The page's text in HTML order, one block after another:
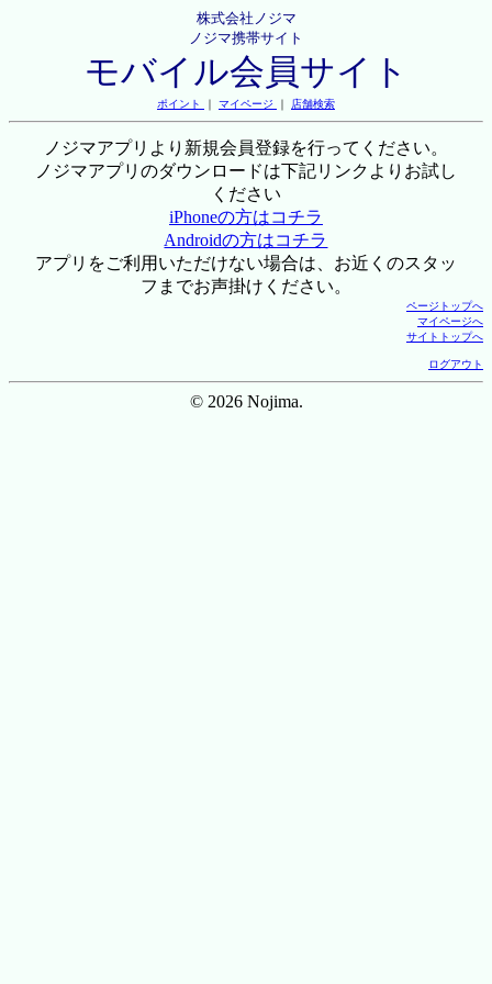
株式会社ノジマ
ノジマ携帯サイト
モバイル会員サイト
ポイント ｜ マイページ ｜ 店舗検索
ノジマアプリより新規会員登録を行ってください。
ノジマアプリのダウンロードは下記リンクよりお試し
ください
iPhoneの方はコチラ
Androidの方はコチラ
アプリをご利用いただけない場合は、お近くのスタッ
フまでお声掛けください。
ページトップへ
マイページへ
サイトトップへ
ログアウト
© 2026 Nojima.